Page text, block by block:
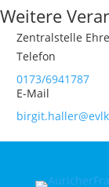
Weitere
Zentralstelle
Telefon
0173/6941787
E-Mail